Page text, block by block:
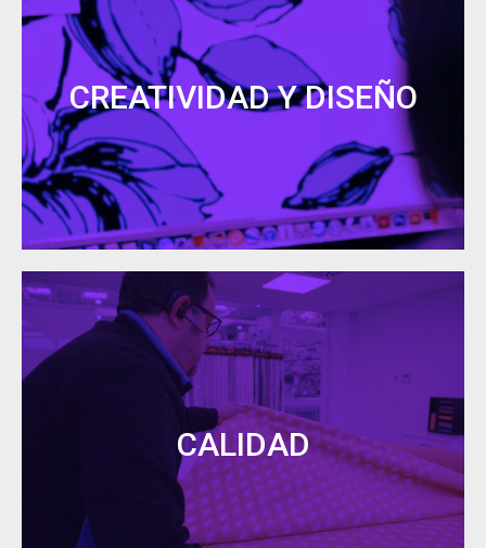
CREATIVIDAD Y DISEÑO
Diseño
Destiny respira creatividad y diseño
. Aquí
encontrarás las últimas tendencias en el mundo
de la decoración y del interiorismo a través de
colores, estampados y texturas.
CALIDAD
Calidad
Creemos que la calidad no se controla, se
Nuestros procesosestán focalizados en
obtener el mejor producto para cada cliente.